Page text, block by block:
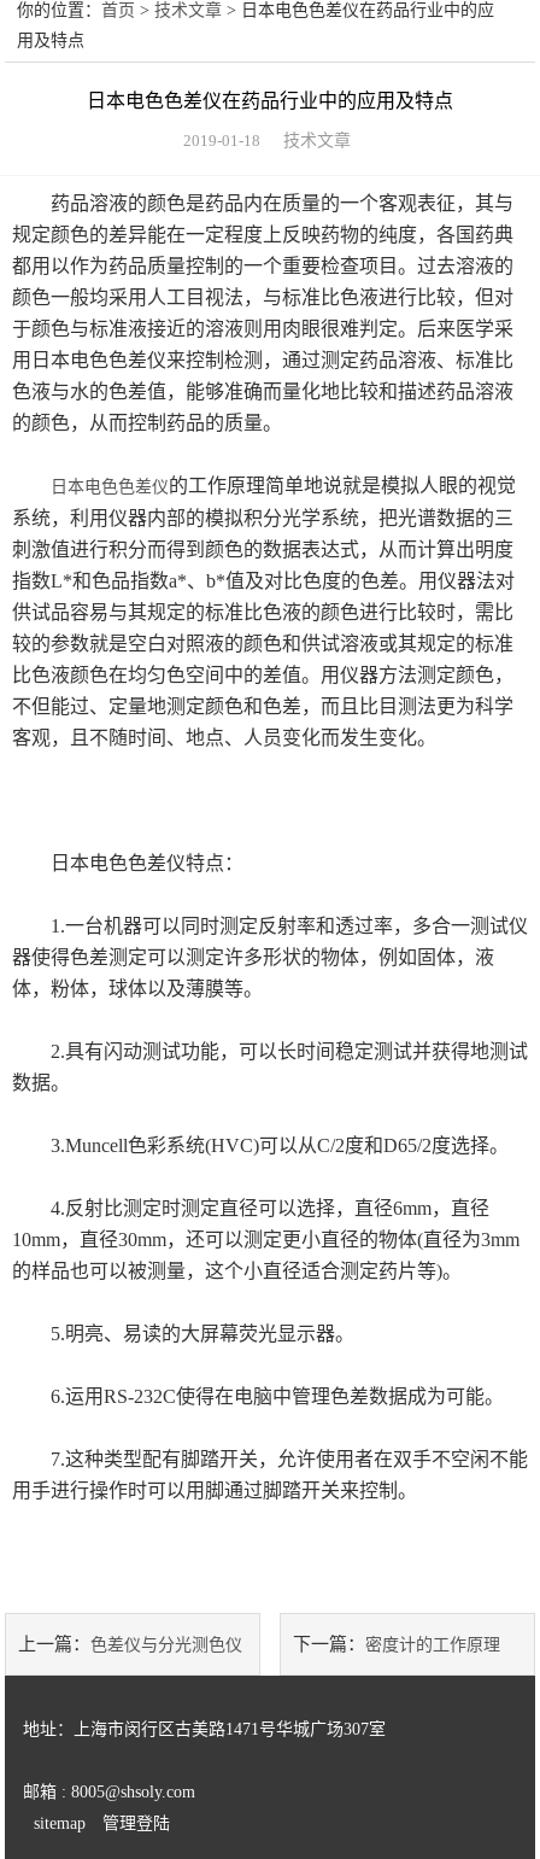
日本电色仪器
HORIBA（理科学）
试剂胶水耗材
美国TPS
日本爱泰克（ETAC）
英国ELGA超纯水机
美国MOCON
美国SCS
德国马尔
日本东上热学
柴田科学
美国哈希HACH
进口色差仪
显微测厚仪
瑞士梅特勒
TECAN 帝肯
瑞士万通
莱卡Leica切片机和显微镜
物理性能测试仪器
菲思图phaseⅡ
你的位置：首页 >技术文章 > 日本电色色差仪在药品行业中的应
用及特点
日本电色色差仪在药品行业中的应用及特点
2019-01-18 技术文章
药品溶液的颜色是药品内在质量的一个客观表征，其与
规定颜色的差异能在一定程度上反映药物的纯度，各国药典
都用以作为药品质量控制的一个重要检查项目。过去溶液的
颜色一般均采用人工目视法，与标准比色液进行比较，但对
于颜色与标准液接近的溶液则用肉眼很难判定。后来医学采
用日本电色色差仪来控制检测，通过测定药品溶液、标准比
色液与水的色差值，能够准确而量化地比较和描述药品溶液
的颜色，从而控制药品的质量。
日本电色色差仪的工作原理简单地说就是模拟人眼的视觉
系统，利用仪器内部的模拟积分光学系统，把光谱数据的三
刺激值进行积分而得到颜色的数据表达式，从而计算出明度
指数L*和色品指数a*、b*值及对比色度的色差。用仪器法对
供试品容易与其规定的标准比色液的颜色进行比较时，需比
较的参数就是空白对照液的颜色和供试溶液或其规定的标准
比色液颜色在均匀色空间中的差值。用仪器方法测定颜色，
不但能过、定量地测定颜色和色差，而且比目测法更为科学
客观，且不随时间、地点、人员变化而发生变化。
日本电色色差仪特点：
1.一台机器可以同时测定反射率和透过率，多合一测试仪
器使得色差测定可以测定许多形状的物体，例如固体，液
体，粉体，球体以及薄膜等。
2.具有闪动测试功能，可以长时间稳定测试并获得地测试
数据。
3.Muncell色彩系统(HVC)可以从C/2度和D65/2度选择。
4.反射比测定时测定直径可以选择，直径6mm，直径
10mm，直径30mm，还可以测定更小直径的物体(直径为3mm
的样品也可以被测量，这个小直径适合测定药片等)。
5.明亮、易读的大屏幕荧光显示器。
6.运用RS-232C使得在电脑中管理色差数据成为可能。
7.这种类型配有脚踏开关，允许使用者在双手不空闲不能
用手进行操作时可以用脚通过脚踏开关来控制。
上一篇：色差仪与分光测色仪 下一篇： 密度计的工作原理
地址：上海市闵行区古美路1471号华城广场307室
邮箱 : 8005@shsoly.com
sitemap
管理登陆